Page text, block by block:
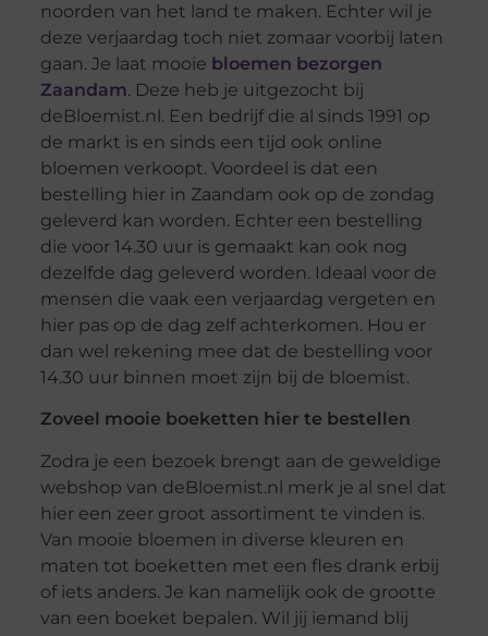
noorden van het land te maken. Echter wil je
deze verjaardag toch niet zomaar voorbij laten
gaan. Je laat mooie bloemen bezorgen
Zaandam. Deze heb je uitgezocht bij
deBloemist.nl. Een bedrijf die al sinds 1991 op
de markt is en sinds een tijd ook online
bloemen verkoopt. Voordeel is dat een
bestelling hier in Zaandam ook op de zondag
geleverd kan worden. Echter een bestelling
die voor 14.30 uur is gemaakt kan ook nog
dezelfde dag geleverd worden. Ideaal voor de
mensen die vaak een verjaardag vergeten en
hier pas op de dag zelf achterkomen. Hou er
dan wel rekening mee dat de bestelling voor
14.30 uur binnen moet zijn bij de bloemist.
Zoveel mooie boeketten hier te bestellen
Zodra je een bezoek brengt aan de geweldige
webshop van deBloemist.nl merk je al snel dat
hier een zeer groot assortiment te vinden is.
Van mooie bloemen in diverse kleuren en
maten tot boeketten met een fles drank erbij
of iets anders. Je kan namelijk ook de grootte
van een boeket bepalen. Wil jij iemand blij